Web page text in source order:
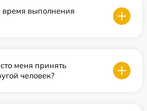
время выполнения
меня принять
человек?